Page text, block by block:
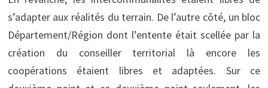
s’adapter aux réalités du terrain. De l’autre côté, un bloc
Département/Région dont l’entente était scellée par la
création du conseiller territorial là encore les
coopérations étaient libres et adaptées. Sur ce